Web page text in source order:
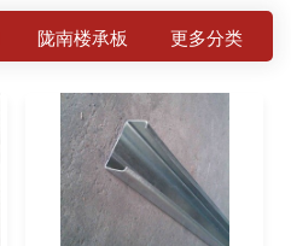
陇南楼承板 更多分类